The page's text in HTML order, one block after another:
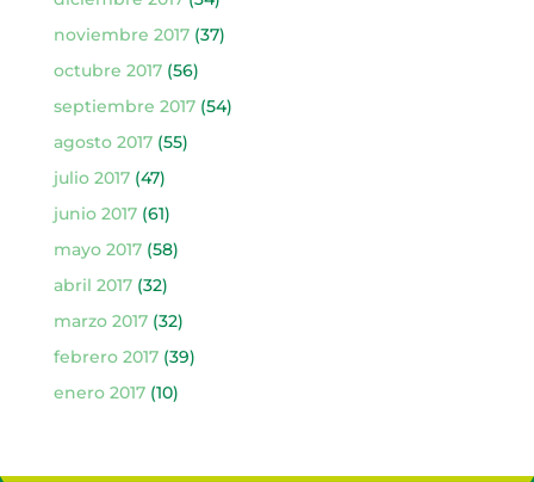
noviembre 2017(37)
octubre 2017(56)
septiembre 2017(54)
agosto 2017(55)
julio 2017(47)
junio 2017(61)
mayo 2017(58)
abril 2017(32)
marzo 2017(32)
febrero 2017(39)
enero 2017(10)